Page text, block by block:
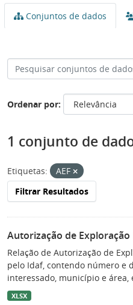
Conjuntos de dados
Ordenar por
1 conjunto de
Etiquetas:
AEF
Filtrar Resultados
Autorização de Exploração
Relação de Autorização de
pelo Idaf, contendo número e
interessado, município e área,
XLSX